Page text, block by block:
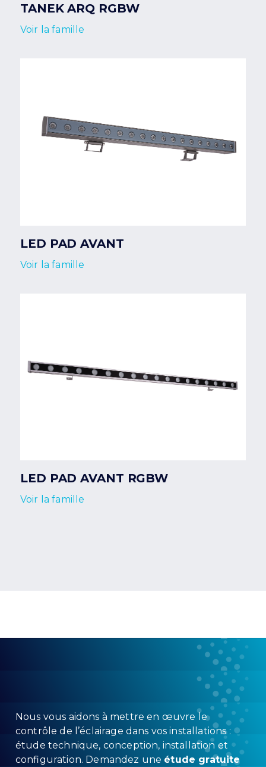
TANEK ARQ RGBW
Voir la famille
LED PAD AVANT
Voir la famille
LED PAD AVANT RGBW
Voir la famille
Nous vous aidons à mettre en œuvre le
contrôle de l’éclairage dans vos installations :
étude technique, conception, installation et
configuration. Demandez une étude gratuite